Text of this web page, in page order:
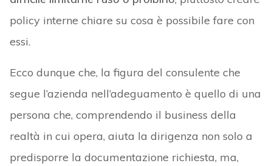
policy interne chiare su cosa è possibile fare con
essi.
Ecco dunque che, la figura del consulente che
segue l’azienda nell’adeguamento è quello di una
persona che, comprendendo il business della
realtà in cui opera, aiuta la dirigenza non solo a
predisporre la documentazione richiesta, ma,